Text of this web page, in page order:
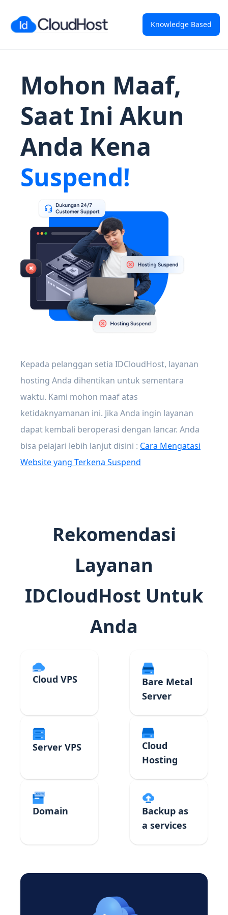
Knowledge Based
Mohon Maaf,
Saat Ini Akun
Anda Kena
Suspend!
Kepada pelanggan setia IDCloudHost, layanan
hosting Anda dihentikan untuk sementara
waktu. Kami mohon maaf atas
ketidaknyamanan ini. Jika Anda ingin layanan
dapat kembali beroperasi dengan lancar. Anda
bisa pelajari lebih lanjut disini : Cara Mengatasi
Website yang Terkena Suspend
Rekomendasi
Layanan
IDCloudHost Untuk
Anda
Cloud VPS
Bare Metal
Server
Server VPS
Cloud
Hosting
Domain
Backup as
a services